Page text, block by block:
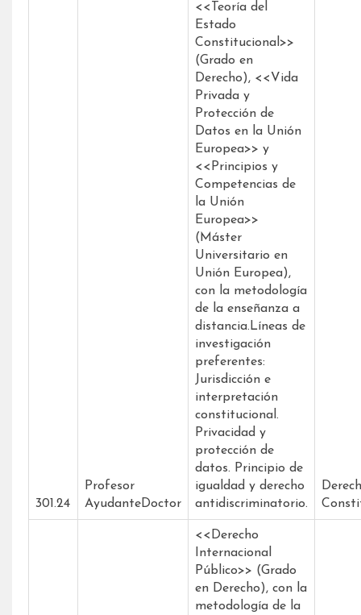
301.24
Profesor
AyudanteDoctor
<<Teoría del
Estado
Constitucional>>
(Grado en
Derecho), <<Vida
Privada y
Protección de
Datos en la Unión
Europea>> y
<<Principios y
Competencias de
la Unión
Europea>>
(Máster
Universitario en
Unión Europea),
con la metodología
de la enseñanza a
distancia.Líneas de
investigación
preferentes:
Jurisdicción e
interpretación
constitucional.
Privacidad y
protección de
datos. Principio de
igualdad y derecho
antidiscriminatorio.
<<Derecho
Internacional
Público>> (Grado
en Derecho), con la
metodología de la